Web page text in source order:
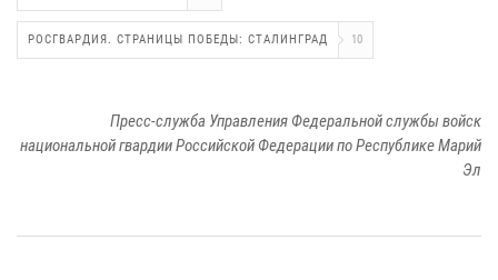
РОСГВАРДИЯ. СТРАНИЦЫ ПОБЕДЫ: СТАЛИНГРАД 10
Пресс-служба Управления Федеральной службы войск
национальной гвардии Российской Федерации по Республике Марий
Эл